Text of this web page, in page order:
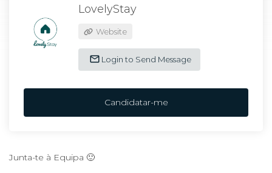
LovelyStay
Website
Login to Send Message
Candidatar-me
Junta-te à Equipa 🙂